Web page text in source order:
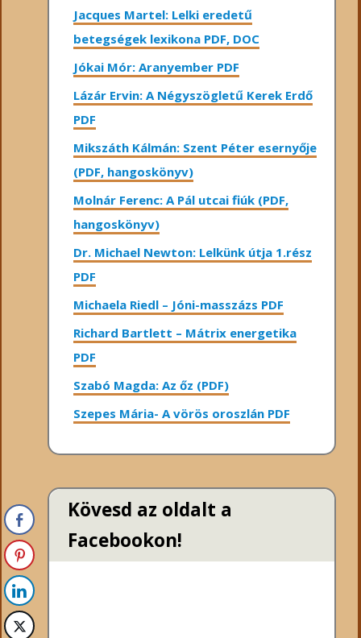
Jacques Martel: Lelki eredetű
betegségek lexikona PDF, DOC
Jókai Mór: Aranyember PDF
Lázár Ervin: A Négyszögletű Kerek Erdő
PDF
Mikszáth Kálmán: Szent Péter esernyője
(PDF, hangoskönyv)
Molnár Ferenc: A Pál utcai fiúk (PDF,
hangoskönyv)
Dr. Michael Newton: Lelkünk útja 1.rész
PDF
Michaela Riedl – Jóni-masszázs PDF
Richard Bartlett – Mátrix energetika
PDF
Szabó Magda: Az őz (PDF)
Szepes Mária- A vörös oroszlán PDF
Kövesd az oldalt a
Facebookon!